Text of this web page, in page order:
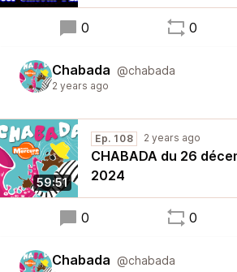
0 0
Chabada @chabada
2 years ago
59:51
Ep. 108 2 years ago
CHABADA du 26
2024
0 0
Chabada @chabada